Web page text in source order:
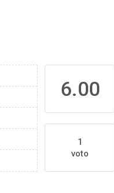
6.00
1
voto